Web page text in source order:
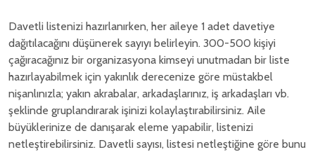
Davetli listenizi hazırlanırken, her aileye 1 adet davetiye
dağıtılacağını düşünerek sayıyı belirleyin. 300-500 kişiyi
çağıracağınız bir organizasyona kimseyi unutmadan bir liste
hazırlayabilmek için yakınlık derecenize göre müstakbel
nişanlınızla; yakın akrabalar, arkadaşlarınız, iş arkadaşları vb.
şeklinde gruplandırarak işinizi kolaylaştırabilirsiniz. Aile
büyüklerinize de danışarak eleme yapabilir, listenizi
netleştirebilirsiniz. Davetli sayısı, listesi netleştiğine göre bunu